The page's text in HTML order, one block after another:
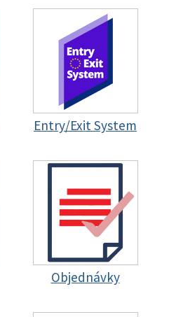
Entry/Exit System
Objednávky